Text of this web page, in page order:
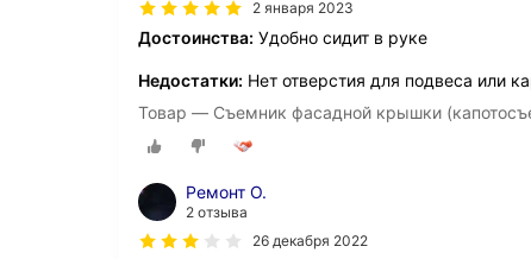
2 января 2023
Достоинства: Удобно сидит в руке
Недостатки: Нет отверстия для подвеса или
Товар — Съемник фасадной крышки
Ремонт О.
2 отзыва
26 декабря 2022